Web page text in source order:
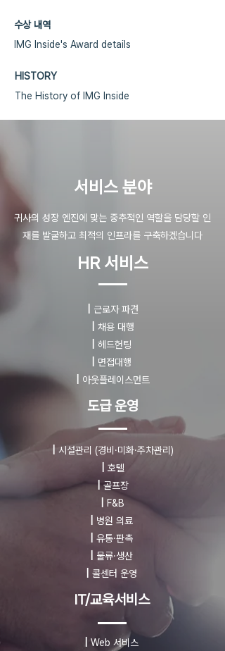
수상 내역
IMG Inside's Award details
HISTORY
The History of IMG Inside
​서비스 분야
귀사의 성장 엔진에 맞는 중추적인 역할을 담당할 인
재를 발굴하고 최적의 인프라를 구축하겠습니다
HR 서비스
근로자 파견
채용 대행
헤드헌팅
면접대행
아웃플레이스먼트
도급 운영
시설관리 (경비·미화·주차관리)
호텔
|골프장
F&B
병원 의료
유통·판촉
물류·생산
콜센터 운영
IT/교육서비스
Web 서비스